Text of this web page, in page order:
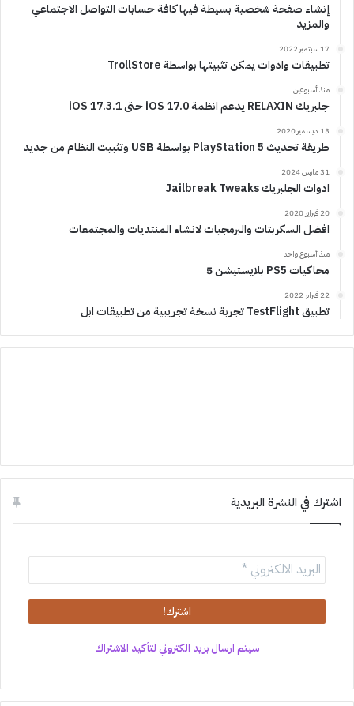
إنشاء صفحة شخصية بسيطة فيها كافة حسابات التواصل الاجتماعي
والمزيد
17 سبتمبر 2022
تطبيقات وادوات يمكن تثبيتها بواسطة TrollStore
منذ أسبوعين
جلبريك RELAXIN يدعم انظمة iOS 17.0 حتى iOS 17.3.1
13 ديسمبر 2020
طريقة تحديث PlayStation 5 بواسطة USB وتثبيت النظام من جديد
31 مارس 2024
ادوات الجلبريك Jailbreak Tweaks
20 فبراير 2020
افضل السكربتات والبرمجيات لانشاء المنتديات والمجتمعات
منذ أسبوع واحد
محاكيات PS5 بلايستيشن 5
22 فبراير 2022
تطبيق TestFlight تجربة نسخة تجريبية من تطبيقات ابل
اشترك في النشرة البريدية
سيتم ارسال بريد الكتروني لتأكيد الاشتراك